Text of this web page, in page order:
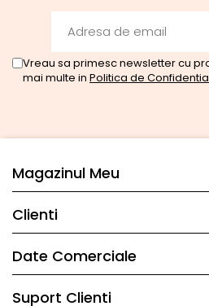
Vreau sa primesc newsletter cu
mai multe in Politica de
Magazinul Meu
Clienti
Date Comerciale
Suport Clienti